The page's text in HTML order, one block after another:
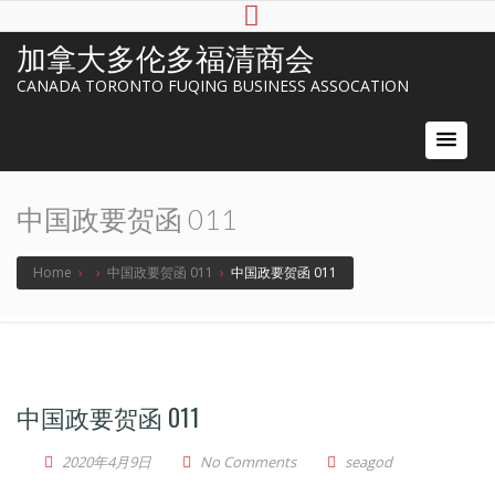
加拿大多伦多福清商会
CANADA TORONTO FUQING BUSINESS ASSOCATION
中国政要贺函 011
Home › › 中国政要贺函 011 › 中国政要贺函 011
中国政要贺函 011
2020年4月9日 No Comments seagod